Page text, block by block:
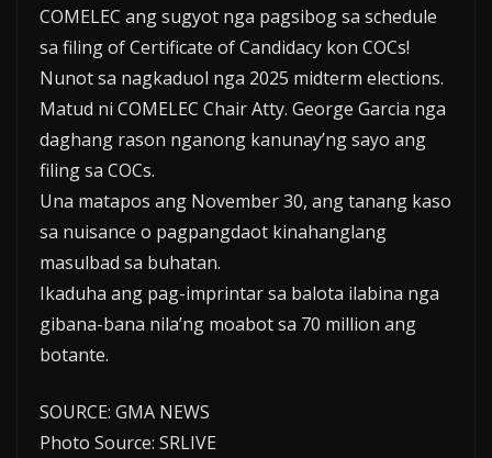
COMELEC ang sugyot nga pagsibog sa schedule
sa filing of Certificate of Candidacy kon COCs!
Nunot sa nagkaduol nga 2025 midterm elections.
Matud ni COMELEC Chair Atty. George Garcia nga
daghang rason nganong kanunay’ng sayo ang
filing sa COCs.
Una matapos ang November 30, ang tanang kaso
sa nuisance o pagpangdaot kinahanglang
masulbad sa buhatan.
Ikaduha ang pag-imprintar sa balota ilabina nga
gibana-bana nila’ng moabot sa 70 million ang
botante.
SOURCE: GMA NEWS
Photo Source: SRLIVE